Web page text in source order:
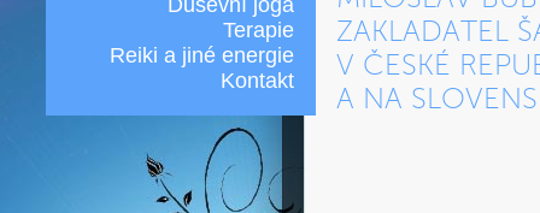
Duševní jóga
Terapie
Reiki a jiné energie
Kontakt
ZAKLADATEL
V ČESKÉ
A NA